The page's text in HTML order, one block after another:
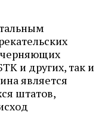
и других, так и
является
штатов,